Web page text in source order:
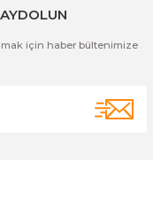
için haber bültenimize